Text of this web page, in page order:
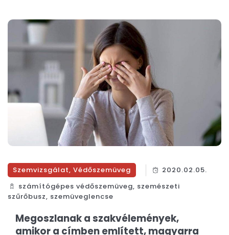
Szemvizsgálat, Védőszemüveg
2020.02.05.
számítógépes védőszemüveg, szemészeti
szűrőbusz, szemüveglencse
Megoszlanak a szakvélemények,
amikor a címben említett, magyarra